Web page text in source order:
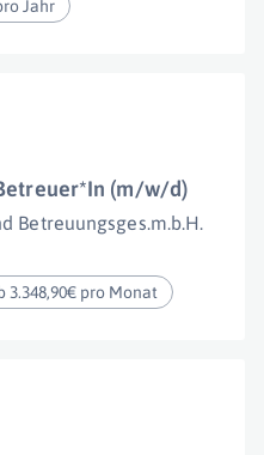
Jahr
(m/w/d)
Betreuungsges.m.b.H.
3.348,90€ pro Monat